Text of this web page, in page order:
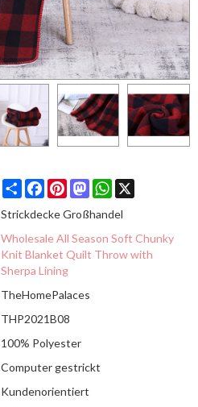
ShareFacebookPinterestMastodonWhatsApp
X
Strickdecke Großhandel
Wholesale All Season Soft Chunky
Knit Blanket Quilt Throw with
Sherpa Lining
TheHomePalaces
THP2021B08
100% Polyester
Computer gestrickt
Kundenorientiert